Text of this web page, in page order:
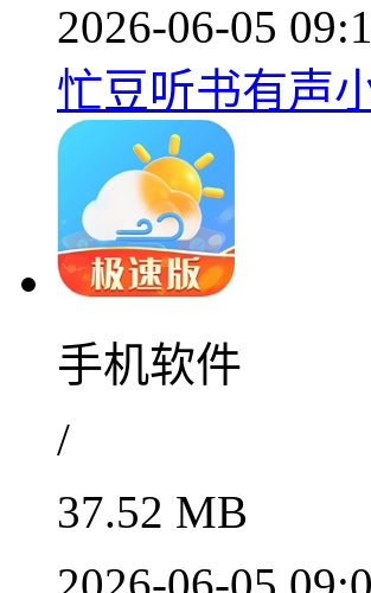
2026-06-05
忙豆听书有声
手机软件
/
37.52 MB